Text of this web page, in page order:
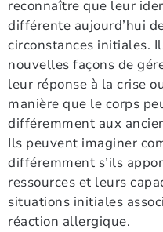
reconnaître que leur
différente aujourd’hui
circonstances initiales.
nouvelles façons de
leur réponse à la crise
manière que le corps
différemment aux
Ils peuvent imaginer
différemment s’ils
ressources et leurs
situations initiales
réaction allergique.